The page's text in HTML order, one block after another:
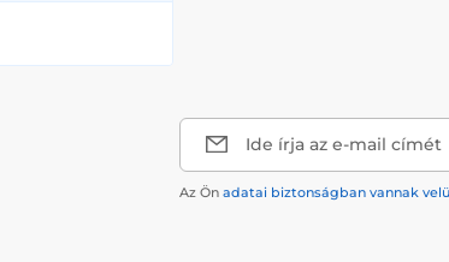
Ide írja az e-mail címét
Az Ön adatai biztonságban vannak